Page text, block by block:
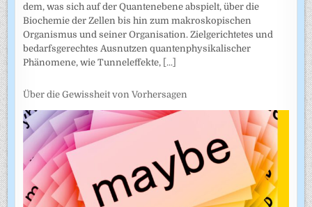
dem, was sich auf der Quantenebene abspielt, über die
Biochemie der Zellen bis hin zum makroskopischen
Organismus und seiner Organisation. Zielgerichtetes und
bedarfsgerechtes Ausnutzen quantenphysikalischer
Phänomene, wie Tunneleffekte, [...]
Über die Gewissheit von Vorhersagen